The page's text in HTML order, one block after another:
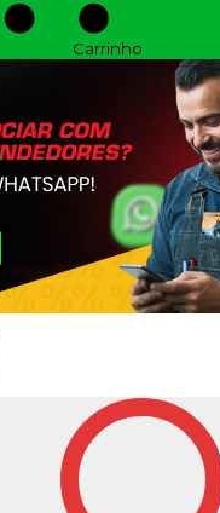
Carrinho